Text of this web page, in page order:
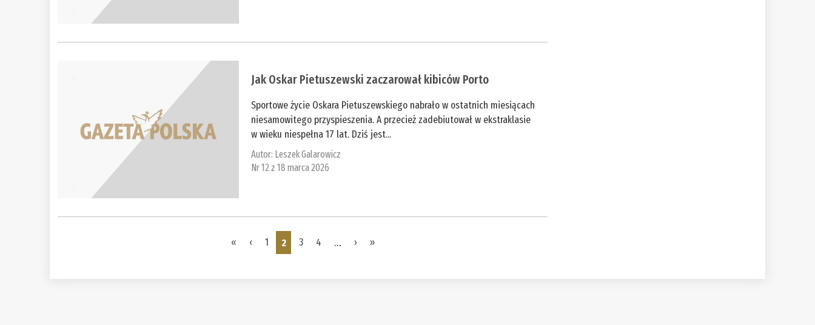
Jak Oskar Pietuszewski zaczarował kibiców Porto
Sportowe życie Oskara Pietuszewskiego nabrało w ostatnich miesiącach
niesamowitego przyspieszenia. A przecież zadebiutował w ekstraklasie
w wieku niespełna 17 lat. Dziś jest...
Autor: Leszek Galarowicz
Nr 12 z 18 marca 2026
« ‹ 1 2 3 4 … › »